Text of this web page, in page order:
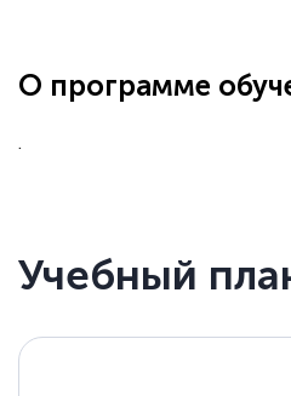
большое количество
Елена Кравченко
О программе
.
Учебный